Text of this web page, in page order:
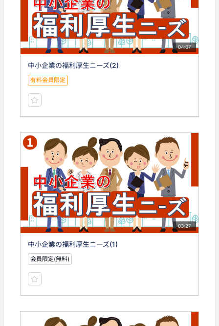
04:07
中小企業の福利厚生ニーズ(2)
有料会員限定
03:27
中小企業の福利厚生ニーズ(1)
会員限定(無料)